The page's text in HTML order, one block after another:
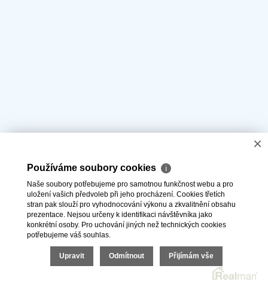
×
Používáme soubory cookies ℹ
Naše soubory potřebujeme pro samotnou funkčnost webu a pro
uložení vašich předvoleb při jeho procházení. Cookies třetích
stran pak slouží pro vyhodnocování výkonu a zkvalitnění obsahu
prezentace. Nejsou určeny k identifikaci návštěvníka jako
konkrétní osoby. Pro uchování jiných než technických cookies
potřebujeme váš souhlas.
Upravit Odmítnout Přijímám vše